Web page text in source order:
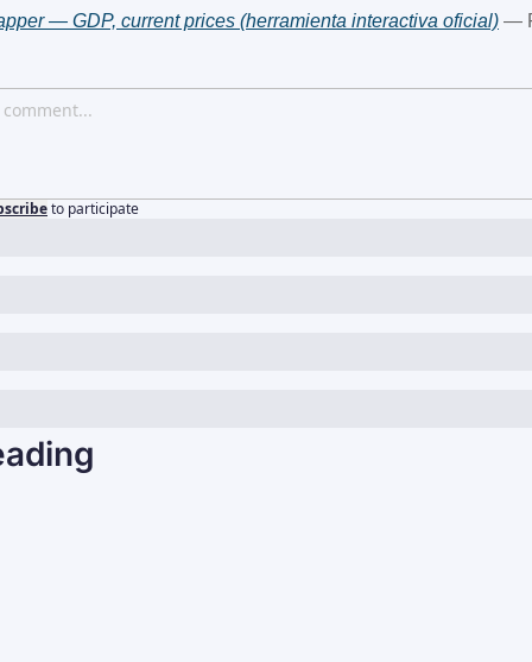
— GDP, current prices (herramienta interactiva oficial) —
to participate